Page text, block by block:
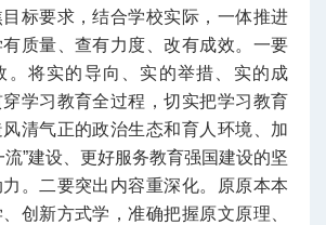
标要求，结合学校实际，一体推进
质量、查有力度、改有成效。 一要
。将实的导向、实的举措、实的成
学习教育全过程，切实把学习教育
清气正的政治生态和育人环境、加
流”建设、更好服务教育强国建设的坚
。二要突出内容重深化。原原本本
创新方式学，准确把握原文原理、